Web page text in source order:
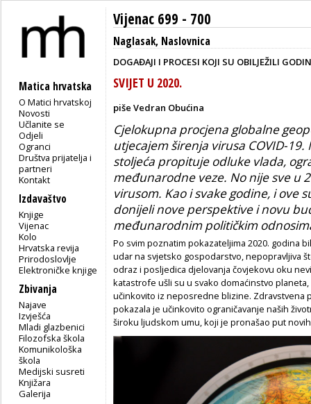
Matica hrvatska
O Matici hrvatskoj
Novosti
Učlanite se
Odjeli
Ogranci
Društva prijatelja i
partneri
Kontakt
Izdavaštvo
Knjige
Vijenac
Kolo
Hrvatska revija
Prirodoslovlje
Elektroničke knjige
Zbivanja
Najave
Izvješća
Mladi glazbenici
Filozofska škola
Komunikološka
škola
Medijski susreti
Knjižara
Galerija
Vijenac 699 - 700
Naglasak, Naslovnica
DOGAĐAJI I PROCESI KOJI SU OBILJEŽILI
SVIJET U 2020.
piše Vedran Obućina
Cjelokupna procjena globalne
utjecajem širenja virusa COVID-
stoljeća propituje odluke vlada,
međunarodne veze. No nije sve u
virusom. Kao i svake godine, i ove
donijeli nove perspektive i novu
međunarodnim političkim
Po svim poznatim pokazateljima 2020. godina
udar na svjetsko gospodarstvo, nepopravljiva
odraz i posljedica djelovanja čovjekovu oku
katastrofe ušli su u svako domaćinstvo
učinkovito iz neposredne blizine. Zdravstvena
pokazala je učinkovito ograničavanje naših
široku ljudskom umu, koji je pronašao put